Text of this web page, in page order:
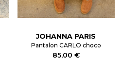
JOHANNA PARIS
Pantalon CARLO choco
85,00 €